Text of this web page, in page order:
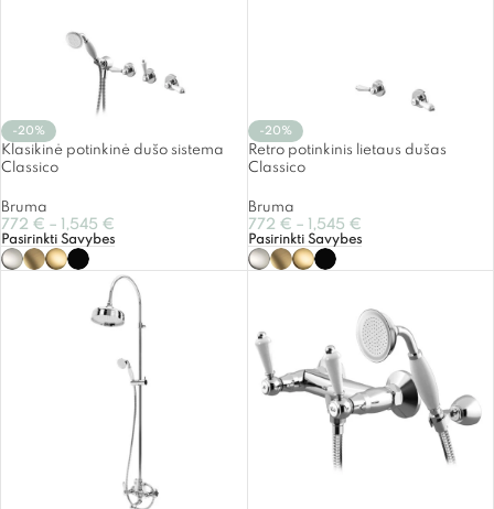
-20%
Klasikinė potinkinė dušo sistema
Classico
Bruma
772 € – 1,545 €
Pasirinkti Savybes
-20%
Retro potinkinis lietaus dušas
Classico
Bruma
772 € – 1,545 €
Pasirinkti Savybes